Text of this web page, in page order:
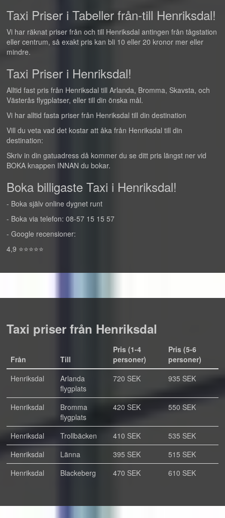
Taxi Priser i Tabeller från-till Henriksdal!
Vi har räknat priser från och till Henriksdal antingen från tågstation
eller centrum, så exakt pris kan bli 10 eller 20 kronor mer eller
mindre.
Taxi Priser i Henriksdal!
Alltid fast pris från Henriksdal till Arlanda, Bromma, Skavsta, och
Västerås flygplatser, eller till din önska mål.
Vi har alltid fasta priser från Henriksdal till din destination
Vill du veta vad det kostar att åka från Henriksdal till din
destination:
Skriv in din gatuadress då kommer du se ditt pris längst ner vid
BOKA knappen INNAN du bokar.
Boka billigaste Taxi i Henriksdal!
- Boka själv online dygnet runt
- Boka via telefon: 08-57 15 15 57
- Google recensioner:
4,9 ⭐⭐⭐⭐⭐
Taxi priser från Henriksdal
Från Till
Pris (1-4
personer)
Pris (5-6
personer)
Henriksdal
Arlanda
flygplats
720 SEK 935 SEK
Henriksdal
Bromma
flygplats
420 SEK 550 SEK
Henriksdal Trollbäcken 410 SEK
535 SEK
Henriksdal
Länna 395 SEK
515 SEK
Henriksdal
Blackeberg 470 SEK 610 SEK